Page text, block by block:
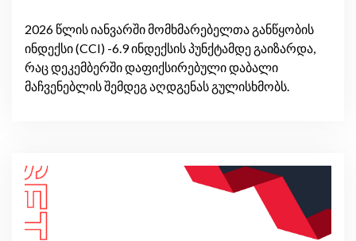
2026 წლის იანვარში მომხმარებელთა განწყობის
ინდექსი (CCI) -6.9 ინდექსის პუნქტამდე გაიზარდა,
რაც დეკემბერში დაფიქსირებული დაბალი
მაჩვენებლის შემდეგ აღდგენას გულისხმობს.